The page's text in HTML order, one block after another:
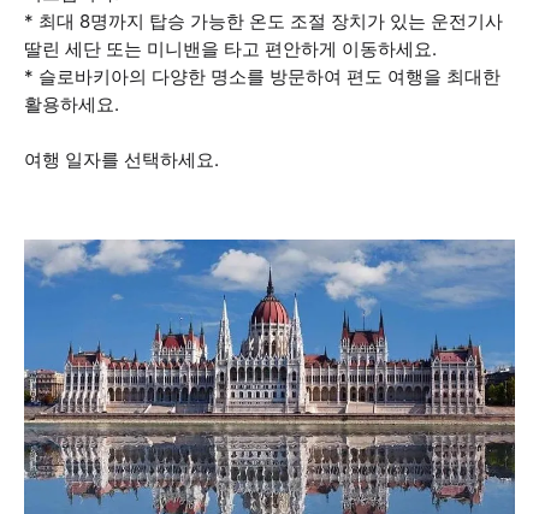
* 최대 8명까지 탑승 가능한 온도 조절 장치가 있는 운전기사
딸린 세단 또는 미니밴을 타고 편안하게 이동하세요.
* 슬로바키아의 다양한 명소를 방문하여 편도 여행을 최대한
활용하세요.
여행 일자를 선택하세요.